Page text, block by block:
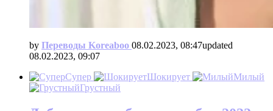
by Переводы Koreaboo 08.02.2023, 08:47updated
08.02.2023, 09:07
Супер
Шокирует
Милый
Грустный